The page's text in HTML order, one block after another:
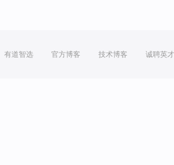
有道智选 官方博客 技术博客 诚聘英才